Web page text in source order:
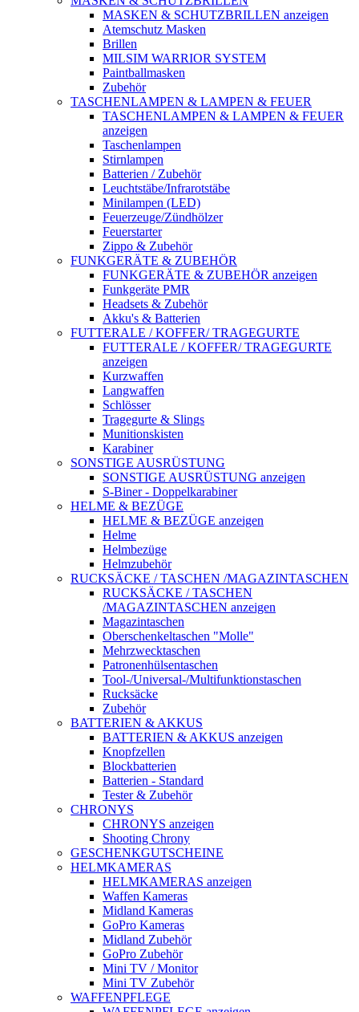
MASKEN & SCHUTZBRILLEN anzeigen
Atemschutz Masken
Brillen
MILSIM WARRIOR SYSTEM
Paintballmasken
Zubehör
TASCHENLAMPEN & LAMPEN & FEUER
TASCHENLAMPEN & LAMPEN & FEUER
anzeigen
Taschenlampen
Stirnlampen
Batterien / Zubehör
Leuchtstäbe/Infrarotstäbe
Minilampen (LED)
Feuerzeuge/Zündhölzer
Feuerstarter
Zippo & Zubehör
FUNKGERÄTE & ZUBEHÖR
FUNKGERÄTE & ZUBEHÖR anzeigen
Funkgeräte PMR
Headsets & Zubehör
Akku's & Batterien
FUTTERALE / KOFFER/ TRAGEGURTE
FUTTERALE / KOFFER/ TRAGEGURTE
anzeigen
Kurzwaffen
Langwaffen
Schlösser
Tragegurte & Slings
Munitionskisten
Karabiner
SONSTIGE AUSRÜSTUNG
SONSTIGE AUSRÜSTUNG anzeigen
S-Biner - Doppelkarabiner
HELME & BEZÜGE
HELME & BEZÜGE anzeigen
Helme
Helmbezüge
Helmzubehör
RUCKSÄCKE / TASCHEN /MAGAZINTASCHEN
RUCKSÄCKE / TASCHEN
/MAGAZINTASCHEN anzeigen
Magazintaschen
Oberschenkeltaschen "Molle"
Mehrzwecktaschen
Patronenhülsentaschen
Tool-/Universal-/Multifunktionstaschen
Rucksäcke
Zubehör
BATTERIEN & AKKUS
BATTERIEN & AKKUS anzeigen
Knopfzellen
Blockbatterien
Batterien - Standard
Tester & Zubehör
CHRONYS
CHRONYS anzeigen
Shooting Chrony
GESCHENKGUTSCHEINE
HELMKAMERAS
HELMKAMERAS anzeigen
Waffen Kameras
Midland Kameras
GoPro Kameras
Midland Zubehör
GoPro Zubehör
Mini TV / Monitor
Mini TV Zubehör
WAFFENPFLEGE